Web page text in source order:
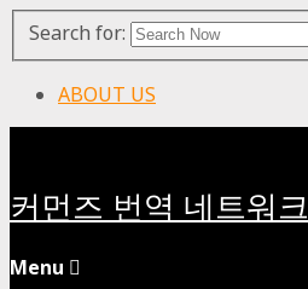
Search for:
ABOUT US
커먼즈 번역 네트워크
Menu